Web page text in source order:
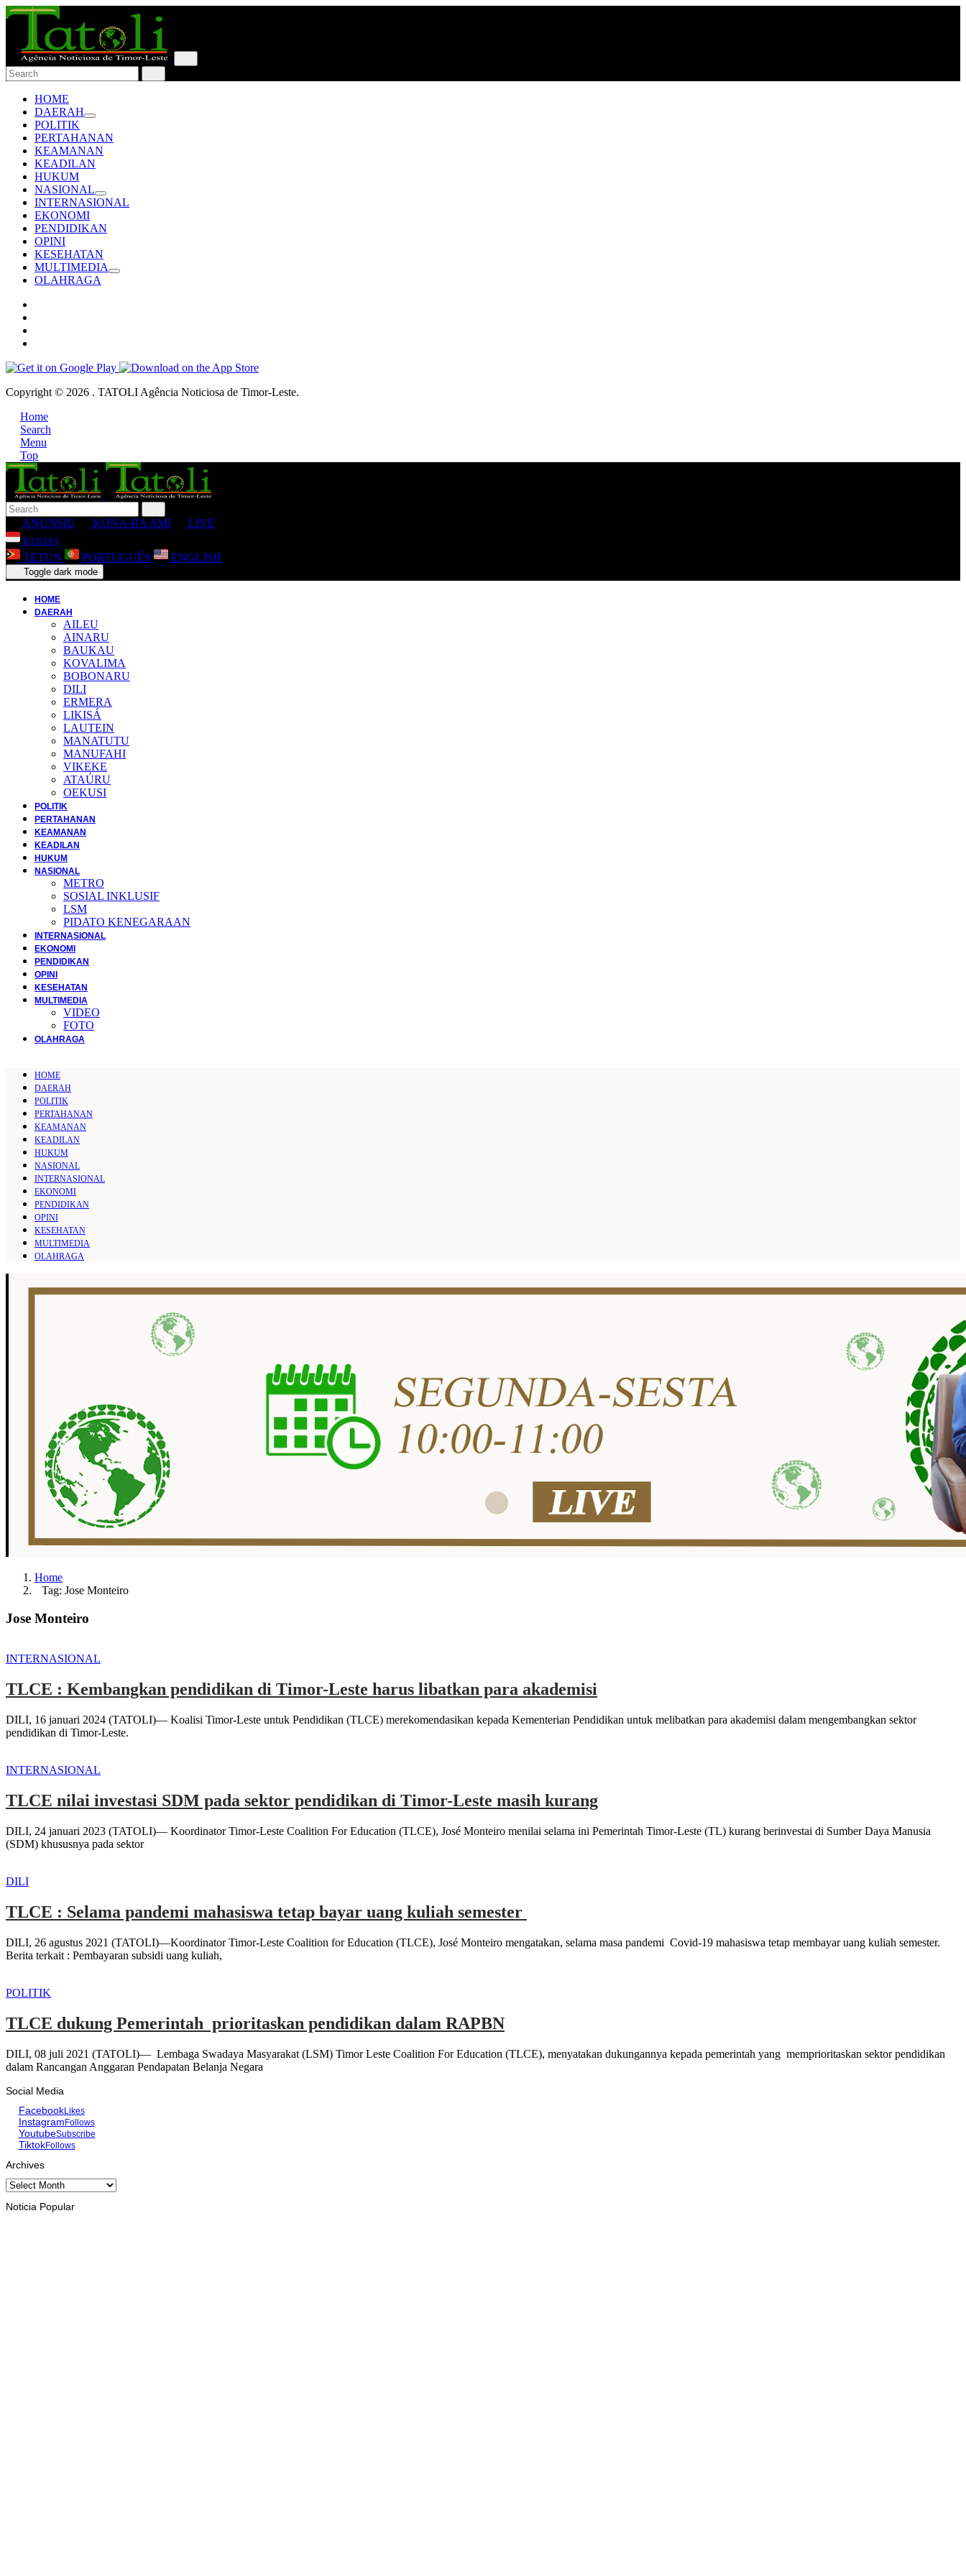
HOME
DAERAH
POLITIK
PERTAHANAN
KEAMANAN
KEADILAN
HUKUM
NASIONAL
INTERNASIONAL
EKONOMI
PENDIDIKAN
OPINI
KESEHATAN
MULTIMEDIA
OLAHRAGA
Copyright © 2026 . TATOLI Agência Noticiosa de Timor-Leste.
Home
Search
Menu
Top
ANUNSIU KONA-BA AMI LIVE
BAHASA
TETUN PORTUGUÊS ENGLISH
Toggle dark mode
HOME
DAERAH
AILEU
AINARU
BAUKAU
KOVALIMA
BOBONARU
DILI
ERMERA
LIKISÁ
LAUTEIN
MANATUTU
MANUFAHI
VIKEKE
ATAÚRU
OEKUSI
POLITIK
PERTAHANAN
KEAMANAN
KEADILAN
HUKUM
NASIONAL
METRO
SOSIAL INKLUSIF
LSM
PIDATO KENEGARAAN
INTERNASIONAL
EKONOMI
PENDIDIKAN
OPINI
KESEHATAN
MULTIMEDIA
VIDEO
FOTO
OLAHRAGA
HOME
DAERAH
POLITIK
PERTAHANAN
KEAMANAN
KEADILAN
HUKUM
NASIONAL
INTERNASIONAL
EKONOMI
PENDIDIKAN
OPINI
KESEHATAN
MULTIMEDIA
OLAHRAGA
Home
Tag: Jose Monteiro
Jose Monteiro
INTERNASIONAL
TLCE : Kembangkan pendidikan di Timor-Leste harus libatkan para akademisi
DILI, 16 januari 2024 (TATOLI)— Koalisi Timor-Leste untuk Pendidikan (TLCE) merekomendasikan kepada Kementerian Pendidikan untuk melibatkan para akademisi dalam mengembangkan sektor
pendidikan di Timor-Leste.
INTERNASIONAL
TLCE nilai investasi SDM pada sektor pendidikan di Timor-Leste masih kurang
DILI, 24 januari 2023 (TATOLI)— Koordinator Timor-Leste Coalition For Education (TLCE), José Monteiro menilai selama ini Pemerintah Timor-Leste (TL) kurang berinvestai di Sumber Daya Manusia
(SDM) khususnya pada sektor
DILI
TLCE : Selama pandemi mahasiswa tetap bayar uang kuliah semester
DILI, 26 agustus 2021 (TATOLI)—Koordinator Timor-Leste Coalition for Education (TLCE), José Monteiro mengatakan, selama masa pandemi Covid-19 mahasiswa tetap membayar uang kuliah semester.
Berita terkait : Pembayaran subsidi uang kuliah,
POLITIK
TLCE dukung Pemerintah prioritaskan pendidikan dalam RAPBN
DILI, 08 juli 2021 (TATOLI)— Lembaga Swadaya Masyarakat (LSM) Timor Leste Coalition For Education (TLCE), menyatakan dukungannya kepada pemerintah yang memprioritaskan sektor pendidikan
dalam Rancangan Anggaran Pendapatan Belanja Negara
Social Media
FacebookLikes
Instagram Follows
YoutubeSubscribe
TiktokFollows
Archives
Archives
Noticia Popular